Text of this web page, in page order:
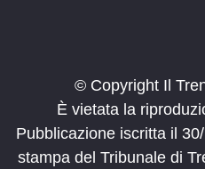
© Copyright Il
È vietata la
Pubblicazione iscritta il
stampa del Tribunale di